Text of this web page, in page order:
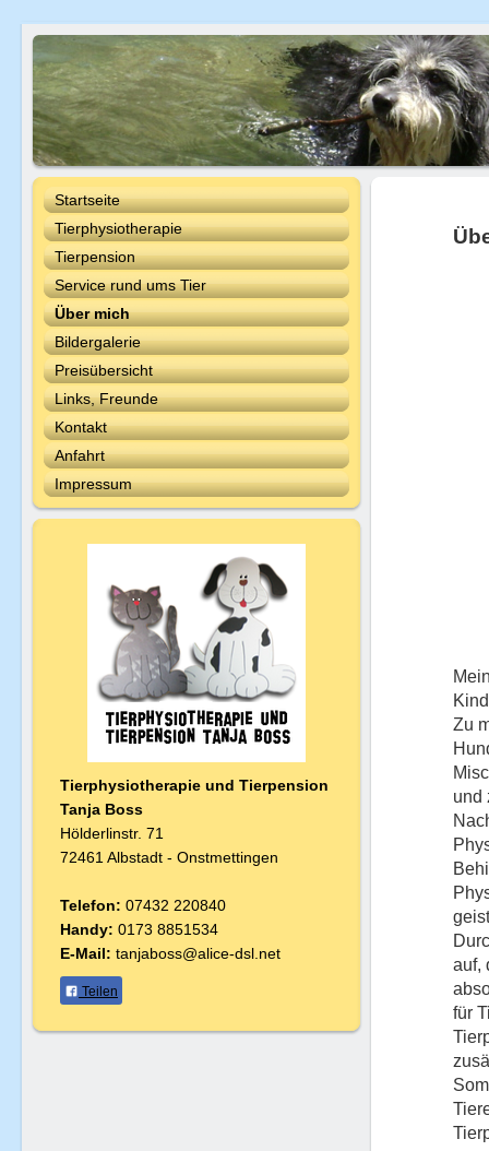
Startseite
Tierphysiotherapie
Tierpension
Service rund ums Tier
Über mich
Bildergalerie
Preisübersicht
Links, Freunde
Kontakt
Anfahrt
Impressum
Tierphysiotherapie und Tierpension
Tanja Boss
Hölderlinstr. 71
72461 Albstadt - Onstmettingen
Telefon: 07432 220840
Handy: 0173 8851534
E-Mail: tanjaboss@alice-dsl.net
Teilen
Zu
und
auf,
für